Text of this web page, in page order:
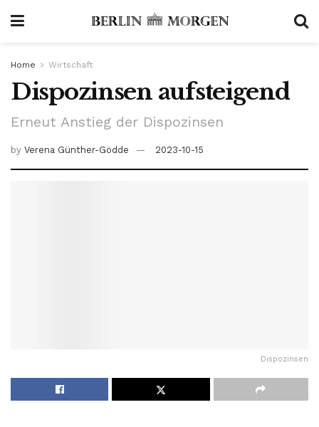
Home Wirtschaft
Dispozinsen aufsteigend
Erneut Anstieg der Dispozinsen
by Verena Günther-Gödde 2023-10-15
Dispozinsen